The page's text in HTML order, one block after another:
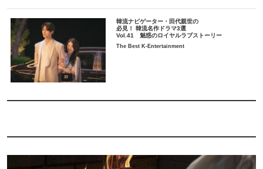
韓流ナビゲーター・田代親世の
必見！ 韓流名作ドラマ3選
Vol.41 魅惑のロイヤルラブストーリー
The Best K-Entertainment